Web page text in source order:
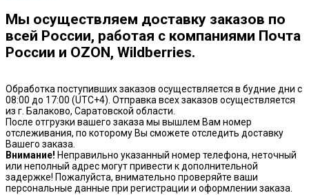
Мы осуществляем доставку заказов по
всей России, работая с компаниями Почта
России и OZON, Wildberries.
Обработка поступивших заказов осуществляется в будние дни с
08:00 до 17:00 (UTC+4). Отправка всех заказов осуществляется
из г. Балаково, Саратовской области.
После отгрузки вашего заказа мы вышлем Вам номер
отслеживания, по которому Вы сможете отследить доставку
Вашего заказа.
Внимание! Неправильно указанный номер телефона, неточный
или неполный адрес могут привести к дополнительной
задержке! Пожалуйста, внимательно проверяйте ваши
персональные данные при регистрации и оформлении заказа.